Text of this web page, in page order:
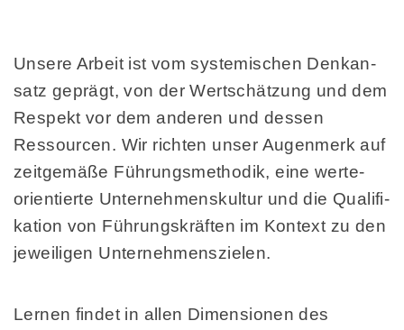
Unsere Arbeit ist vom sys­temi­schen Denk­an­
satz ge­prägt, von der Wert­schätzung und dem
Res­pekt vor dem anderen und dessen
Ressourcen. Wir richten unser Augen­merk auf
zeit­ge­mäße Führungs­metho­dik, eine werte­
orien­tierte Unter­nehmens­kul­tur und die Quali­fi­
kation von Führungs­kräften im Kon­text zu den
jewei­ligen Unter­nehmens­zielen.
Lernen findet in allen Dimen­sionen des